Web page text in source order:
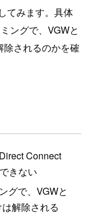
てみます。具体
ングで、VGWと
されるのかを確
Connect
きない
グで、VGWと
解除される